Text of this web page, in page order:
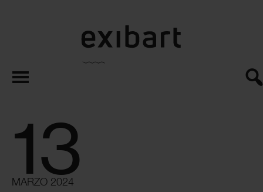
exibart.es
13
MARZO 2024